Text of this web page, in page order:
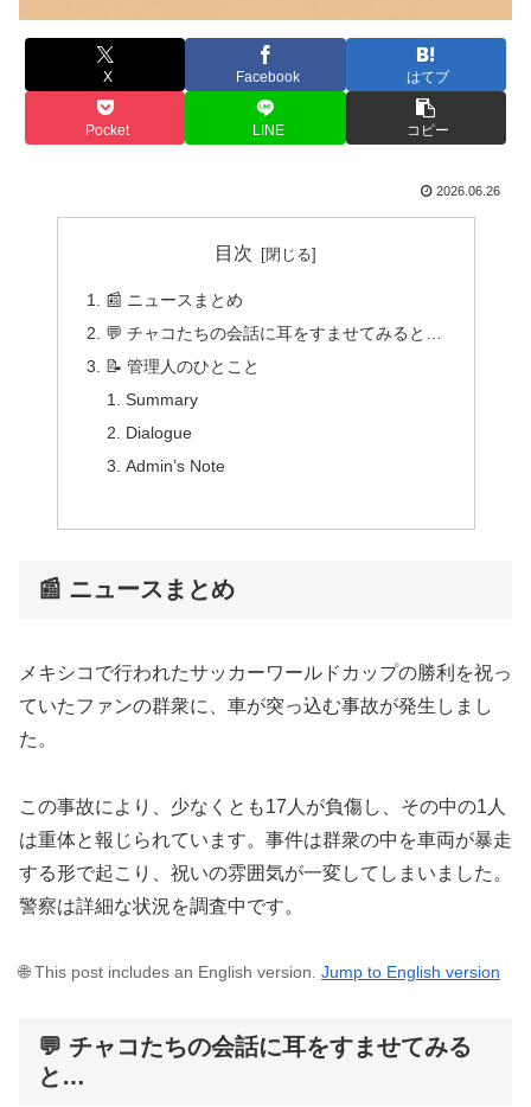
X Facebook はてブ
Pocket LINE コピー
2026.06.26
目次
📰 ニュースまとめ
💬 チャコたちの会話に耳をすませてみると…
📝 管理人のひとこと
Summary
Dialogue
Admin’s Note
📰 ニュースまとめ
メキシコで行われたサッカーワールドカップの勝利を祝っ
ていたファンの群衆に、車が突っ込む事故が発生しまし
た。
この事故により、少なくとも17人が負傷し、その中の1人
は重体と報じられています。事件は群衆の中を車両が暴走
する形で起こり、祝いの雰囲気が一変してしまいました。
警察は詳細な状況を調査中です。
🌐 This post includes an English version. Jump to English version
💬 チャコたちの会話に耳をすませてみる
と…